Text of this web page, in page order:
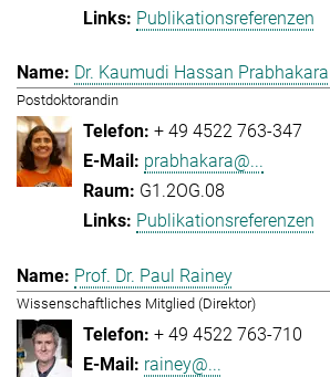
Publikationsreferenzen
Dr. Kaumudi Hassan Prabhakara
Postdoktorandin
+ 49 4522 763-347
prabhakara@...
G1.2OG.08
Publikationsreferenzen
Prof. Dr. Paul Rainey
Wissenschaftliches Mitglied (Direktor)
+ 49 4522 763-710
rainey@...